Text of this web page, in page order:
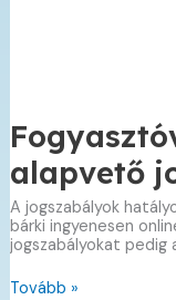
alapvető
A jogszabályok
bárki ingyenesen
jogszabályokat pedig
Fogyasztóvédelmet
Tovább »